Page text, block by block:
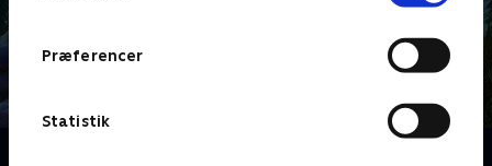
Præferencer
Statistik